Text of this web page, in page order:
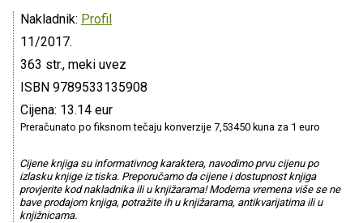
Nakladnik: Profil
11/2017.
363 str., meki uvez
ISBN 9789533135908
Cijena: 13.14 eur
Preračunato po fiksnom tečaju konverzije 7,53450 kuna za 1 euro
Cijene knjiga su informativnog karaktera, navodimo prvu cijenu po
izlasku knjige iz tiska. Preporučamo da cijene i dostupnost knjiga
provjerite kod nakladnika ili u knjižarama! Moderna vremena više se ne
bave prodajom knjiga, potražite ih u knjižarama, antikvarijatima ili u
knjižnicama.